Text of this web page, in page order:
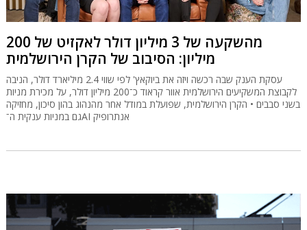
מהשקעה של 3 מיליון דולר לאקזיט של 200
מיליון: הסיבוב של הקרן הירושלמית
עסקת הענק שבה רכשה ויזה את ביוקאץ' לפי שווי 2.4 מיליארד דולר, הניבה
לקבוצת המשקיעים הירושלמית אוור קראוד כ־200 מיליון דולר, על מכירת מניות
בשני סבבים • הקרן הירושלמית, שפועלת במודל אחר מהנהוג בהון סיכון, מחזיקה
גם במניות ענקית ה־AI אנתרופיק